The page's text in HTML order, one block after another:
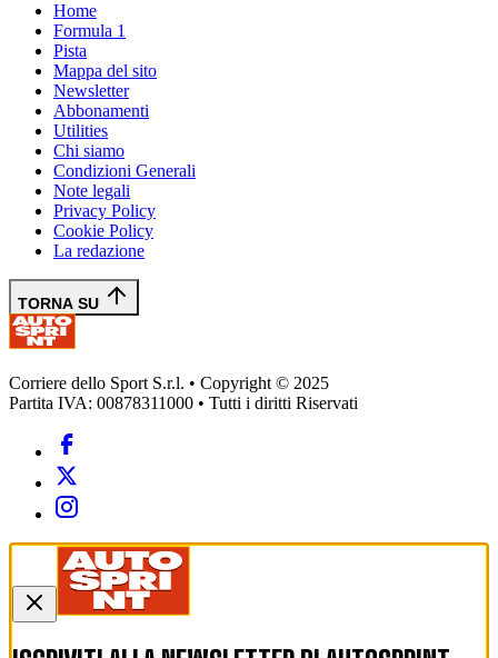
Home
Formula 1
Pista
Mappa del sito
Newsletter
Abbonamenti
Utilities
Chi siamo
Condizioni Generali
Note legali
Privacy Policy
Cookie Policy
La redazione
TORNA SU
Corriere dello Sport S.r.l. • Copyright © 2025
Partita IVA: 00878311000 • Tutti i diritti Riservati